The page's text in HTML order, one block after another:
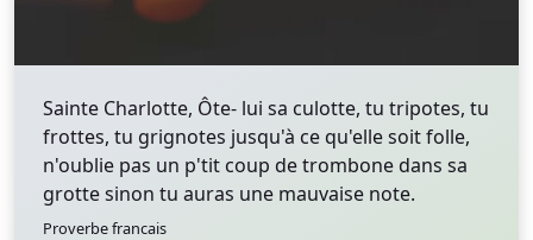
Sainte Charlotte, Ôte- lui sa culotte, tu tripotes, tu
frottes, tu grignotes jusqu'à ce qu'elle soit folle,
n'oublie pas un p'tit coup de trombone dans sa
grotte sinon tu auras une mauvaise note.
Proverbe francais